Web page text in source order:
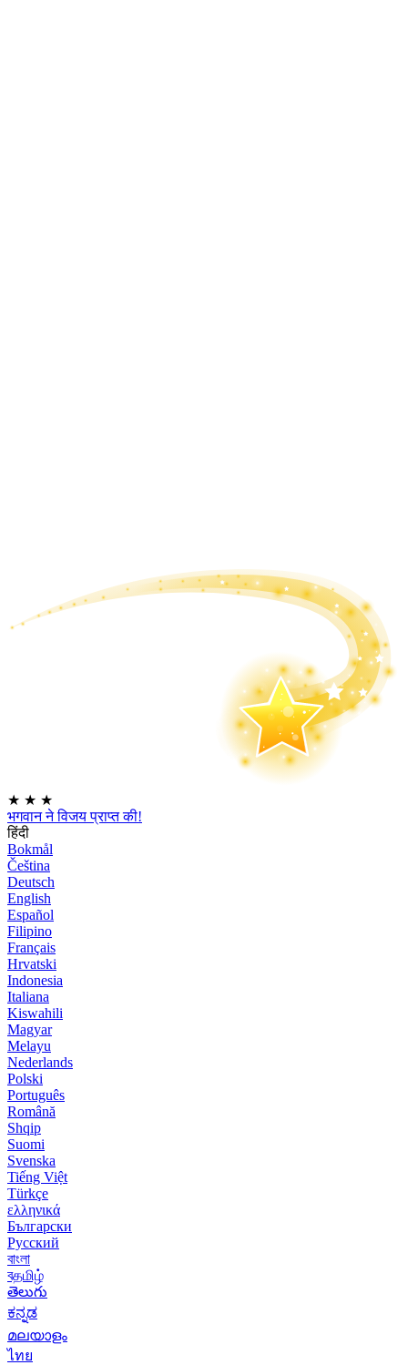
★ ★ ★
भगवान ने विजय प्राप्त की!
हिंदी
Bokmål
Čeština
Deutsch
English
Español
Filipino
Français
Hrvatski
Indonesia
Italiana
Kiswahili
Magyar
Melayu
Nederlands
Polski
Português
Română
Shqip
Suomi
Svenska
Tiếng Việt
Türkçe
ελληνικά
Български
Русский
বাংলা
বதமிழ்
తెలుగు
ಕನ್ನಡ
മലയാളം
ไทย